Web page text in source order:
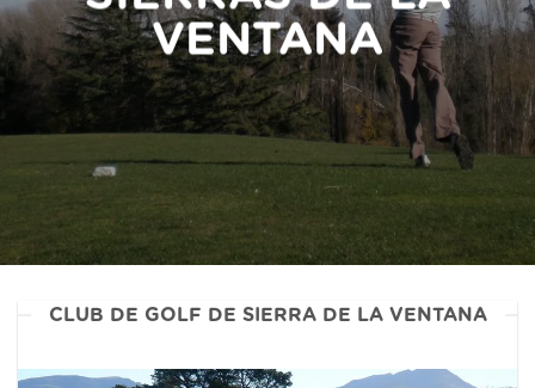
VENTANA
CLUB DE GOLF DE SIERRA DE LA VENTANA